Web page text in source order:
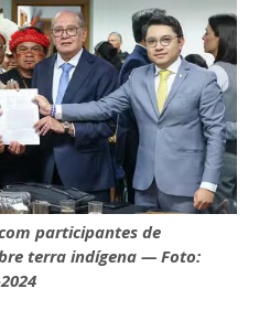
participantes de
terra indígena — Foto: